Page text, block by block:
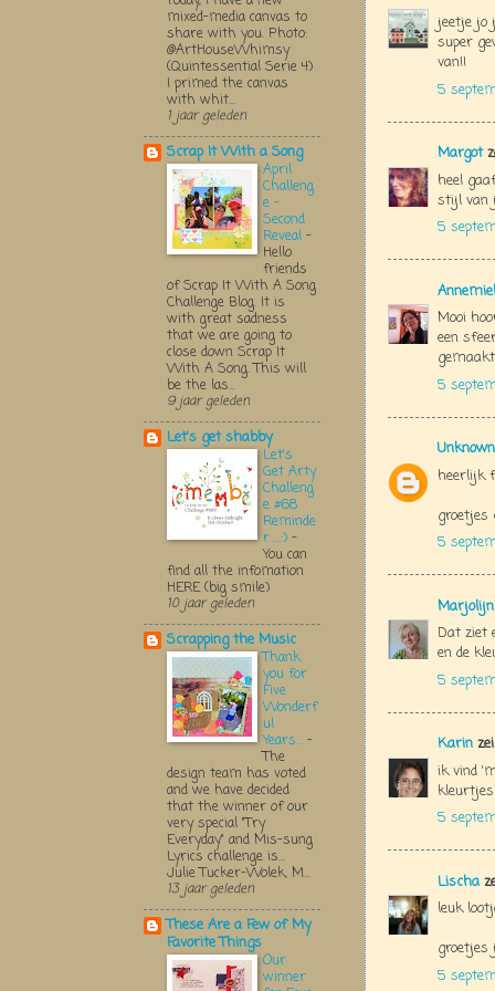
jeetje jo
super
van!!
5
Margot
heel
stijl van
5
Mooi
een
5
Unknown
heerlijk
groetjes
5
Dat ziet
en de
5
Karin zei
ik vind
5
Lischa
leuk
groetjes
5
mixed-media canvas to
share with you. Photo:
@ArtHouseWhimsy
(Quintessential Serie 4)
I primed the canvas
with whit...
1 jaar geleden
Scrap It With a Song
April
Challeng
e -
Second
Reveal -
Hello
friends
of Scrap It With A Song
Challenge Blog. It is
with great sadness
that we are going to
close down Scrap It
With A Song. This will
be the las...
9 jaar geleden
Let's get shabby
Let's
Get Arty
Challeng
e #68
Reminde
r.....:) -
You can
find all the infomation
HERE (big smile)
10 jaar geleden
Scrapping the Music
Thank
you for
Five
Wonderf
ul
Years... -
The
design team has voted
and we have decided
that the winner of our
very special "Try
Everyday" and Mis-sung
Lyrics challenge is...
Julie Tucker-Wolek, M...
13 jaar geleden
These Are a Few of My
Favorite Things
Our
winner